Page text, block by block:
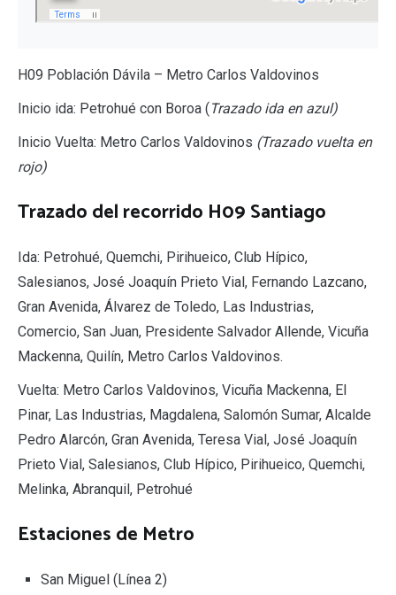
H09 Población Dávila – Metro Carlos Valdovinos
Inicio ida: Petrohué con Boroa (Trazado ida en azul)
Inicio Vuelta: Metro Carlos Valdovinos (Trazado vuelta en
rojo)
Trazado del recorrido H09 Santiago
Ida: Petrohué, Quemchi, Pirihueico, Club Hípico,
Salesianos, José Joaquín Prieto Vial, Fernando Lazcano,
Gran Avenida, Álvarez de Toledo, Las Industrias,
Comercio, San Juan, Presidente Salvador Allende, Vicuña
Mackenna, Quilín, Metro Carlos Valdovinos.
Vuelta: Metro Carlos Valdovinos, Vicuña Mackenna, El
Pinar, Las Industrias, Magdalena, Salomón Sumar, Alcalde
Pedro Alarcón, Gran Avenida, Teresa Vial, José Joaquín
Prieto Vial, Salesianos, Club Hípico, Pirihueico, Quemchi,
Melinka, Abranquil, Petrohué
Estaciones de Metro
San Miguel (Línea 2)